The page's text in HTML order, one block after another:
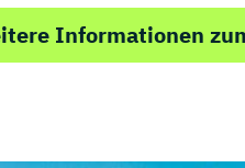
Informationen